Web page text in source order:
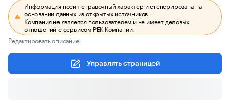
Информация носит справочный характер и сгенерирована на
основании данных из открытых источников.
Компания не является пользователем и не имеет деловых
отношений с сервисом РБК Компании.
Редактировать описание
Управлять страницей